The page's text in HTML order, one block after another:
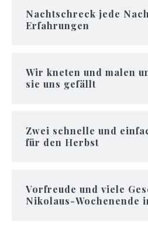
Nachtschreck jede
Erfahrungen
Wir kneten und malen
sie uns gefällt
Zwei schnelle und
für den Herbst
Vorfreude und viele
Nikolaus-Wochenende